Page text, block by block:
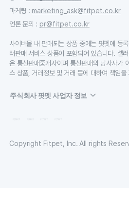
마케팅 : marketing_ask@fitpet.co.kr
언론 문의 : pr@fitpet.co.kr
사이버몰 내 판매되는 상품 중에는 핏펫에 등
러판매 서비스 상품이 포함되어 있습니다. 셀
은 통신판매중개자이며 통신판매의 당사자가
스 상품, 거래정보 및 거래 등에 대하여 책임을
주식회사 핏펫 사업자 정보
Copyright Fitpet, Inc. All rights